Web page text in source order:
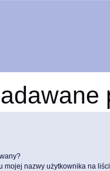
mojej nazwy użytkownika na